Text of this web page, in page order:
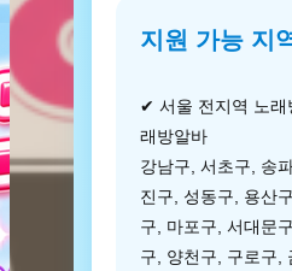
지원 가능 지
✔ 서울 전지역 노래
래방알바
강남구, 서초구, 송
진구, 성동구, 용산
구, 마포구, 서대문
구, 양천구, 구로구,